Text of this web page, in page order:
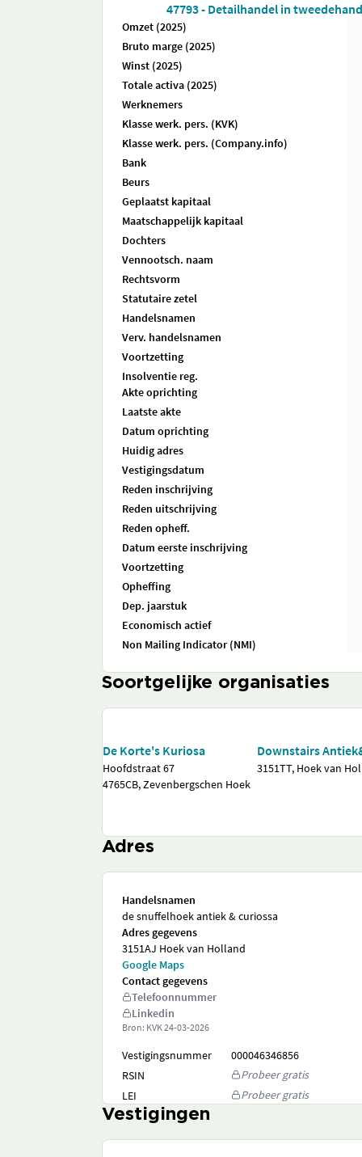
47793 - Detailhandel in
Omzet (2025)
Bruto marge (2025)
Winst (2025)
Totale activa (2025)
Werknemers
Klasse werk. pers. (KVK)
Klasse werk. pers. (Company.info)
Bank
Beurs
Geplaatst kapitaal
Maatschappelijk kapitaal
Dochters
Vennootsch. naam
Rechtsvorm
Statutaire zetel
Handelsnamen
Verv. handelsnamen
Voortzetting
Insolventie reg.
Akte oprichting
Laatste akte
Datum oprichting
Huidig adres
Vestigingsdatum
Reden inschrijving
Reden uitschrijving
Reden opheff.
Datum eerste inschrijving
Voortzetting
Opheffing
Dep. jaarstuk
Economisch actief
Non Mailing Indicator (NMI)
Soortgelijke organisaties
De Korte's Kuriosa
Hoofdstraat 67
4765CB, Zevenbergschen Hoek
Downstairs
3151TT, Hoek van
Adres
Handelsnamen
de snuffelhoek antiek & curiossa
Adres gegevens
3151AJ Hoek van Holland
Google Maps
Contact gegevens
Telefoonnummer
Linkedin
Bron: KVK24-03-2026
Vestigingsnummer
000046346856
RSIN
Probeer gratis
LEI
Probeer gratis
Vestigingen